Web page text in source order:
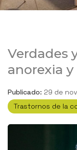
Verdades
anorexia
Publicado: 29 de
Trastornos de la